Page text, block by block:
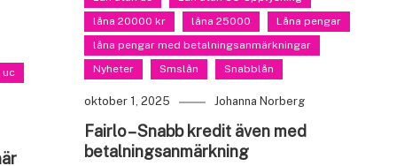
uc
låna 20000 kr
låna 25000
Låna pengar
låna pengar med betalningsanmärkningar
Nyheter
Smslån Snabblån
oktober 1, 2025 Johanna Norberg
Fairlo – Snabb kredit även med
betalningsanmärkning